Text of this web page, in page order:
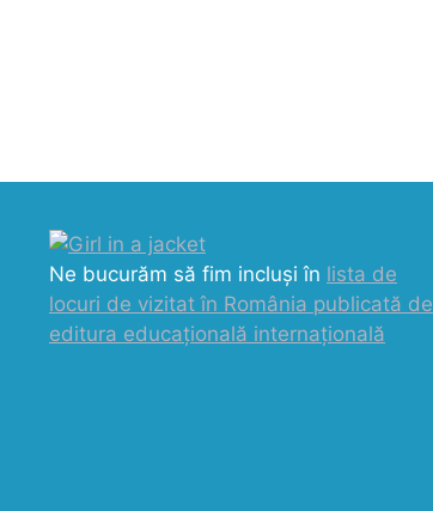
Ne bucurăm să fim incluși în lista de
locuri de vizitat în România publicată de
editura educațională internațională